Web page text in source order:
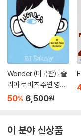
Wonder (미국판) : 줄
리아 로버츠 주연 영화
'원더' 원작 소설
50% 6,500원
이 분야 신상품